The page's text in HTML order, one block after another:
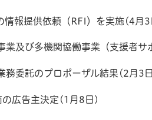
情報提供依頼（RFI）を実施(4月3
業及び多機関協働事業（支援者
務委託のプロポーザル結果(2月3
広告主決定(1月8日)